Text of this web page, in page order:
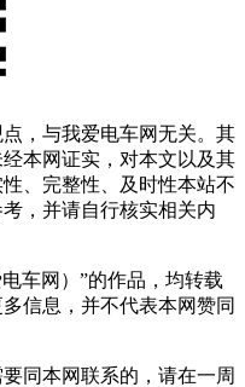
，与我爱电车网无关。其
本网证实，对本文以及其
、完整性、及时性本站不
，并请自行核实相关内
车网）”的作品，均转载
信息，并不代表本网赞同
同本网联系的，请在一周